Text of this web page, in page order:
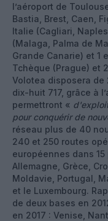
l’aéroport de
Bastia, Brest, Caen,
Italie (Cagliari,
(Malaga, Palma de
Grande Canarie) et 1
Tchèque (Prague) et
Volotea disposera de
dix-huit 717, grâce à
permettront «
pour conquérir de
réseau plus de 40
240 et 250 routes
européennes dans 15
Allemagne, Grèce,
Moldavie, Portugal,
et le Luxembourg.
de deux bases en
en 2017 : Venise,